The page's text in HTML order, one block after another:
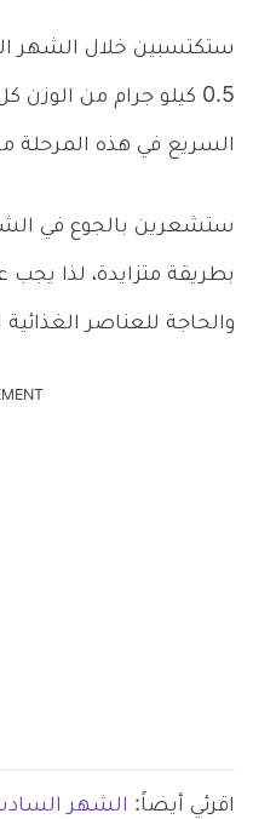
ستكتسبين خلال الشهر
0.5 كيلو جرام من
السريع في هذه المرحلة
ستشعرين بالجوع في
بطريقة متزايدة، لذا يجب
والحاجة للعناصر
اقرئي أيضاً: الشهر